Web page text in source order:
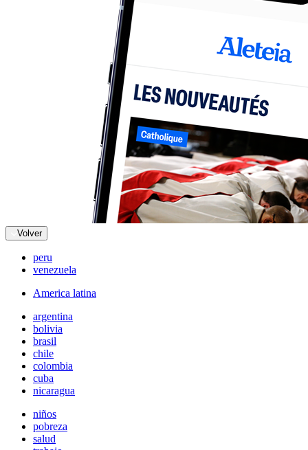
Volver
peru
venezuela
America latina
argentina
bolivia
brasil
chile
colombia
cuba
nicaragua
niños
pobreza
salud